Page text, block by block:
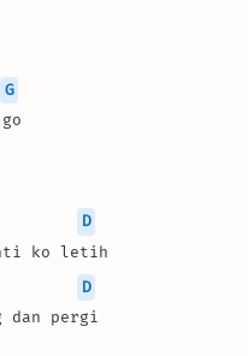
G
D
ko letih
D
dan pergi